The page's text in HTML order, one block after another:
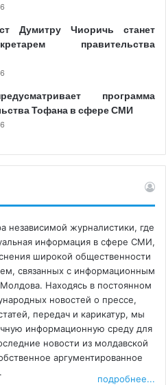
Думитру Чиоричь станет
правительства
программа
Тофана в сфере СМИ
независимой журналистики, где
информация в сфере СМИ,
широкой общественности
связанных с информационным
Находясь в постоянном
новостей о прессе,
передач и карикатур, мы
информационную среду для
новости из молдавской
аргументированное
подробнее...